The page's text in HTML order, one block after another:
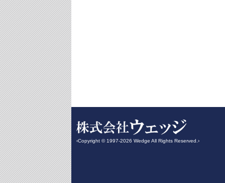
‹Copyright © 1997-2026 Wedge All Rights Reserved.›